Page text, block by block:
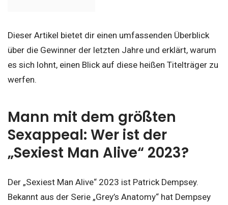
Dieser Artikel bietet dir einen umfassenden Überblick
über die Gewinner der letzten Jahre und erklärt, warum
es sich lohnt, einen Blick auf diese heißen Titelträger zu
werfen.
Mann mit dem größten
Sexappeal: Wer ist der
„Sexiest Man Alive“ 2023?
Der „Sexiest Man Alive“ 2023 ist Patrick Dempsey.
Bekannt aus der Serie „Grey’s Anatomy“ hat Dempsey